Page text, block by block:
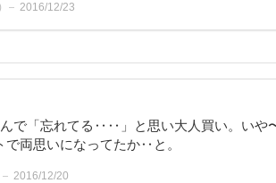
2016/12/23
で「忘れてる‥‥」と思い大人買い。いや
両思いになってたか‥と。
2016/12/20